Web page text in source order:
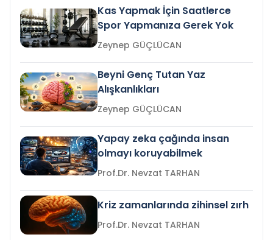
Kas Yapmak İçin Saatlerce
Spor Yapmanıza Gerek Yok
Zeynep GÜÇLÜCAN
Beyni Genç Tutan Yaz
Alışkanlıkları
Zeynep GÜÇLÜCAN
Yapay zeka çağında insan
olmayı koruyabilmek
Prof.Dr. Nevzat TARHAN
Kriz zamanlarında zihinsel zırh
Prof.Dr. Nevzat TARHAN